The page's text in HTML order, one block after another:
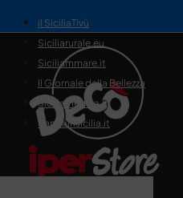
il SiciliaTivù
Siciliarurale.eu
Siciliammare.it
Il Giornale della Bellezza
Siciliamedica.it
Sanitainsicilia.it